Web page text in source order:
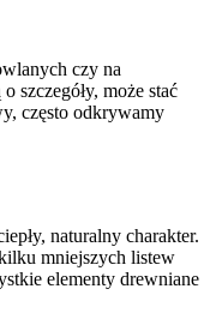
czy na
szczegóły, może stać
często odkrywamy
naturalny charakter.
mniejszych listew
elementy drewniane